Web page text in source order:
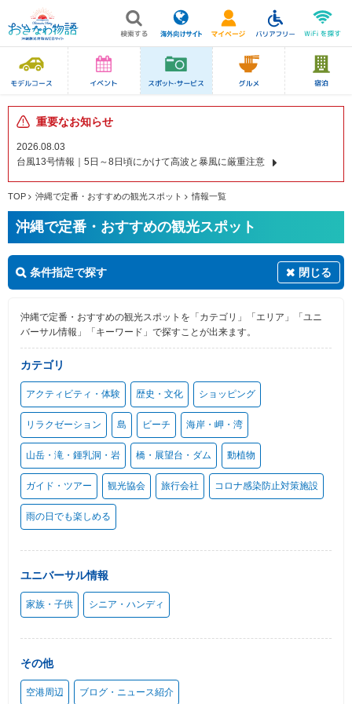
重要なお知らせ
2026.08.03
台風13号情報｜5日～8日頃にかけて高波と暴風に厳重注意
TOP 沖縄で定番・おすすめの観光スポット 情報一覧
沖縄で定番・おすすめの観光スポット
条件指定で探す 閉じる
沖縄で定番・おすすめの観光スポットを「カテゴリ」「エリア」「ユニ
バーサル情報」「キーワード」で探すことが出来ます。
カテゴリ
アクティビティ・体験 歴史・文化 ショッピング
リラクゼーション 島 ビーチ 海岸・岬・湾
山岳・滝・鍾乳洞・岩 橋・展望台・ダム 動植物
ガイド・ツアー 観光協会 旅行会社 コロナ感染防止対策施設
雨の日でも楽しめる
ユニバーサル情報
家族・子供 シニア・ハンディ
その他
空港周辺 ブログ・ニュース紹介